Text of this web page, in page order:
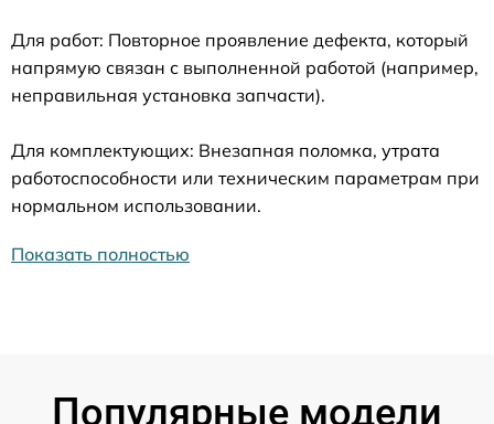
Для работ: Повторное проявление дефекта, который
напрямую связан с выполненной работой (например,
неправильная установка запчасти).
Для комплектующих: Внезапная поломка, утрата
работоспособности или техническим параметрам при
нормальном использовании.
Показать полностью
Популярные модели